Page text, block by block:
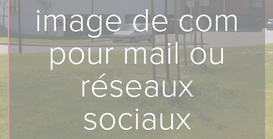
image de com
pour mail ou
réseaux
sociaux